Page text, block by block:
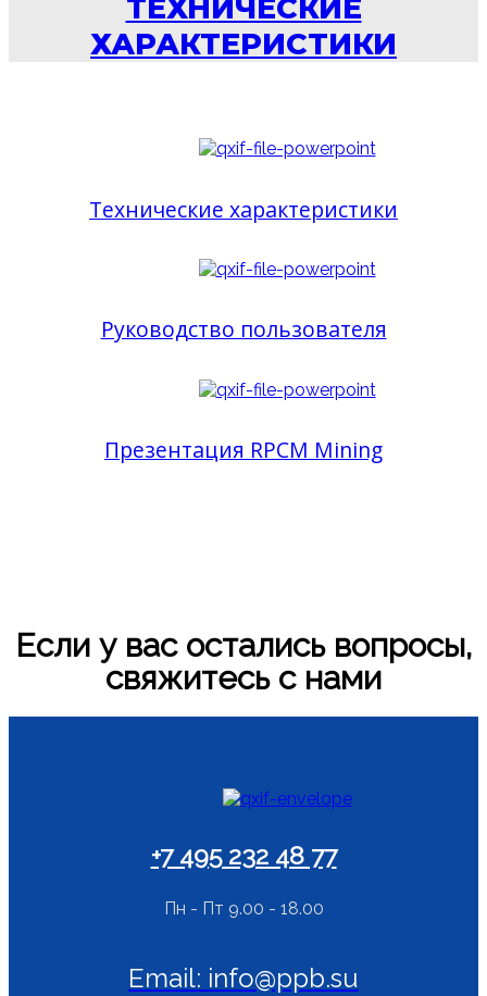
ТЕХНИЧЕСКИЕ
ХАРАКТЕРИСТИКИ
Технические характеристики
Руководство пользователя
Презентация RPCM Mining
Если у вас остались вопросы,
свяжитесь с нами
+7 495 232 48 77
Пн - Пт 9.00 - 18.00
Email: info@ppb.su